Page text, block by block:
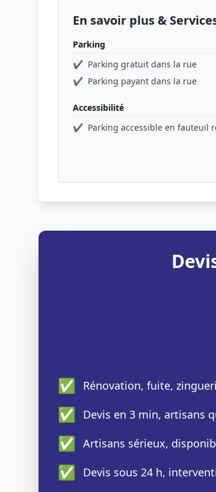
En savoir plus &
Parking
✔ Parking gratuit dans la rue
✔ Parking payant dans la rue
Accessibilité
✔ Parking accessible en fauteuil
✅ Rénovation, fuite,
✅ Devis en 3 min, artisans
✅ Artisans sérieux,
✅ Devis sous 24 h,